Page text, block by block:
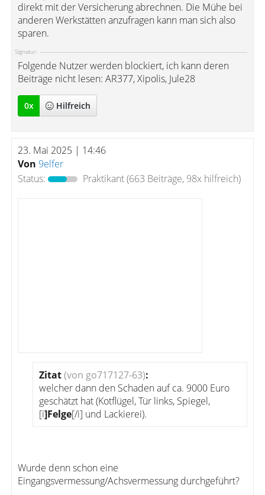
direkt mit der Versicherung abrechnen. Die Mühe bei
anderen Werkstätten anzufragen kann man sich also
sparen.
Signatur:
Folgende Nutzer werden blockiert, ich kann deren
Beiträge nicht lesen: AR377, Xipolis, Jule28
0x Hilfreich
23. Mai 2025 | 14:46
Von 9elfer
Status:
Praktikant(663 Beiträge, 98x hilfreich)
Zitat(von go717127-63):
welcher dann den Schaden auf ca. 9000 Euro
geschätzt hat (Kotflügel, Tür links, Spiegel,
[i]Felge[/i] und Lackierei).
Wurde denn schon eine
Eingangsvermessung/Achsvermessung durchgeführt?